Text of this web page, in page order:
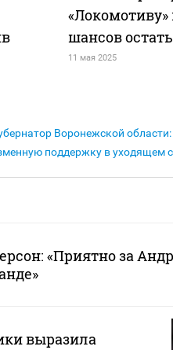
шансов
11 мая 2025
Воронежской
поддержку в уходящем
«Приятно за
выразила